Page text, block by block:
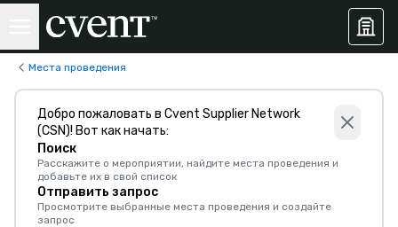
Места проведения
Добро пожаловать в Cvent Supplier Network
(CSN)! Вот как начать:
Поиск
Расскажите о мероприятии, найдите места проведения и
добавьте их в свой список
Отправить запрос
Просмотрите выбранные места проведения и создайте
запрос